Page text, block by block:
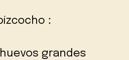
:
grandes